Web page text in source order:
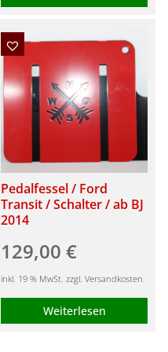
Pedalfessel / Ford
Transit / Schalter / ab BJ
2014
129,00€
inkl. 19 % MwSt. zzgl. Versandkosten
Weiterlesen